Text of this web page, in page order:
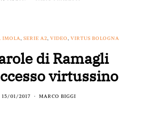
IMOLA, SERIE A2, VIDEO, VIRTUS BOLOGNA
di Ramagli
virtussino
15/01/2017 MARCO BIGGI